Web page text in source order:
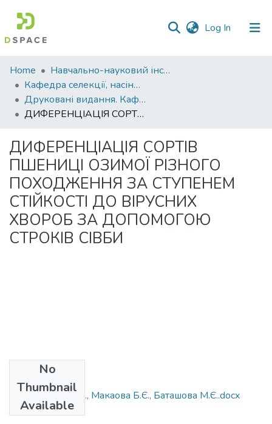
Log In (current)
Communities
&
Collections
All of DSpace
Statistics
Home
Навчально-науковий інститут агротехнологій, селекції та екології
Кафедра селекції, насінництва і генетики
Друковані видання. Кафедра селекції, насінництва і генетики
ДИФЕРЕНЦІАЦІЯ СОРТІВ ПШЕНИЦІ ОЗИМОЇ РІЗНОГО ПОХОДЖЕННЯ ЗА СТУПЕНЕМ СТІЙКОСТІ ДО ВІРУСНИХ ХВОРОБ ЗА ДОПОМОГОЮ СТРОКІВ СІВБИ
ДИФЕРЕНЦІАЦІЯ СОРТІВ
ПШЕНИЦІ ОЗИМОЇ РІЗНОГО
ПОХОДЖЕННЯ ЗА СТУПЕНЕМ
СТІЙКОСТІ ДО ВІРУСНИХ
ХВОРОБ ЗА ДОПОМОГОЮ
СТРОКІВ СІВБИ
No
Thumbnail
Available
Криворучко Л.М., Макаова Б.Є., Баташова М.Є..docx
(20.23 KB)